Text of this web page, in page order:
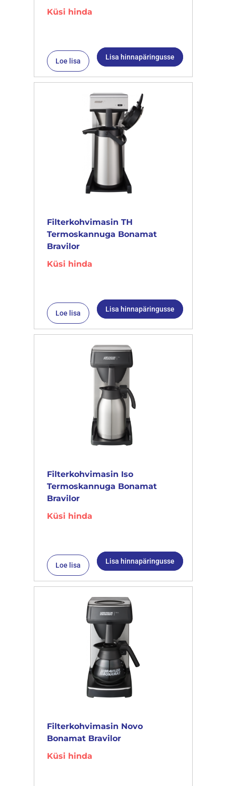
Küsi hinda
Loe lisa Lisa hinnapäringusse
Filterkohvimasin TH
Termoskannuga Bonamat
Bravilor
Küsi hinda
Loe lisa Lisa hinnapäringusse
Filterkohvimasin Iso
Termoskannuga Bonamat
Bravilor
Küsi hinda
Loe lisa Lisa hinnapäringusse
Filterkohvimasin Novo
Bonamat Bravilor
Küsi hinda